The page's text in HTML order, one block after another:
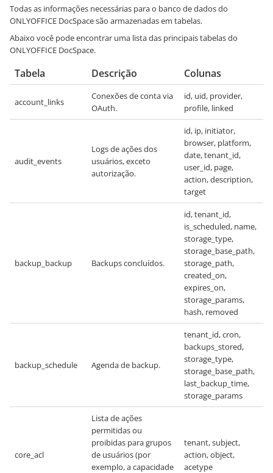
Todas as informações necessárias para o banco de dados do
ONLYOFFICE DocSpace são armazenadas em tabelas.
Abaixo você pode encontrar uma lista das principais tabelas do
ONLYOFFICE DocSpace.
Tabela Descrição Colunas
account_links
Conexões de conta via
OAuth.
id, uid, provider,
profile, linked
audit_events
Logs de ações dos
usuários, exceto
autorização.
id, ip, initiator,
browser, platform,
date, tenant_id,
user_id, page,
action, description,
target
backup_backup Backups concluídos.
id, tenant_id,
is_scheduled, name,
storage_type,
storage_base_path,
storage_path,
created_on,
expires_on,
storage_params,
hash, removed
backup_schedule Agenda de backup.
tenant_id, cron,
backups_stored,
storage_type,
storage_base_path,
last_backup_time,
storage_params
core_acl
Lista de ações
permitidas ou
proibidas para grupos
de usuários (por
exemplo, a capacidade
tenant, subject,
action, object,
acetype